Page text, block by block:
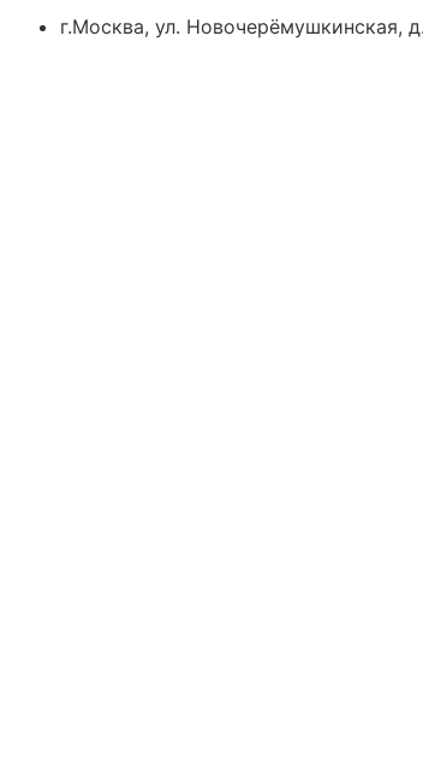
г.Москва, ул. Новочерёмушкинская,